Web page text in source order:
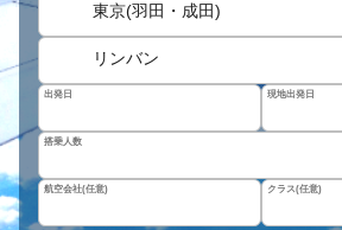
東京(羽田・成田)
リンバン
出発日 現地出発日
搭乗人数
航空会社(任意) クラス(任意)